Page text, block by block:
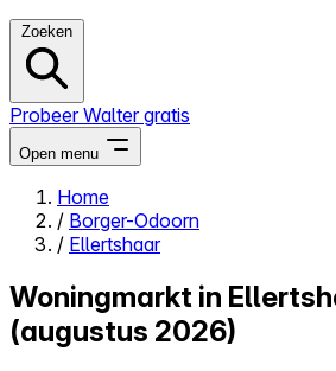
Zoeken
Probeer Walter gratis
Open menu
Close menu
Home
/ Borger-Odoorn
/ Ellertshaar
Woningmarkt in
(augustus 2026)